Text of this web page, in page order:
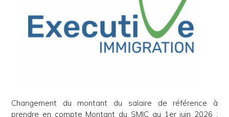
Changement du montant du salaire de référence à
prendre en compte Montant du SMIC au 1er juin 2026 :